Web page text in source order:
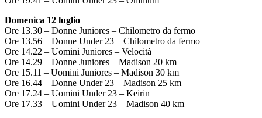
Domenica 12 luglio
Ore 13.30 – Donne Juniores – Chilometro da fermo
Ore 13.56 – Donne Under 23 – Chilometro da fermo
Ore 14.22 – Uomini Juniores – Velocità
Ore 14.29 – Donne Juniores – Madison 20 km
Ore 15.11 – Uomini Juniores – Madison 30 km
Ore 16.44 – Donne Under 23 – Madison 25 km
Ore 17.24 – Uomini Under 23 – Keirin
Ore 17.33 – Uomini Under 23 – Madison 40 km